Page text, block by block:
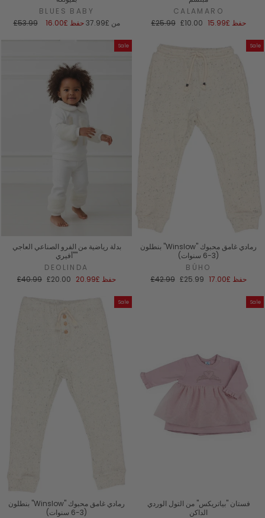
BLUES BABY
السعر
£53.99
سعر
من £37.99 حفظ £16.00
CALAMARO
السعر
£25.99 سعر
£10.00 حفظ £15.99
Sale
بدلة رياضية من الفرو الصناعي العاجي
"أفيري"
DEOLINDA
السعر
£40.99 سعر
£20.00 حفظ £20.99
Sale
بنطلون "Winslow" رمادي غامق محبوك
(3-6 سنوات)
BÚHO
السعر
£42.99 سعر
£25.99 حفظ £17.00
Sale
بنطلون "Winslow" رمادي غامق محبوك
(3-6 سنوات)
Sale
فستان "بياتريكس" من التول الوردي
الداكن